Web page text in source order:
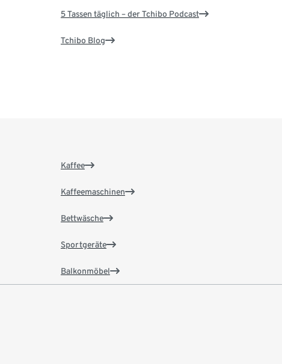
5 Tassen täglich – der Tchibo Podcast
Tchibo Blog
Kaffee
Kaffeemaschinen
Bettwäsche
Sportgeräte
Balkonmöbel